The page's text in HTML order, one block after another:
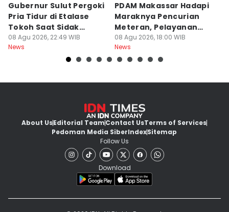
Gubernur Sulut Pergoki
Pria Tidur di Etalase
Tokoh Saat Sidak
Gedung
08 Agu 2026, 22:49 WIB
News
PDAM Makassar Hadapi
Maraknya Pencurian
Meteran, Pelayanan
Ikut Terdampak
08 Agu 2026, 18:00 WIB
News
About UsEditorial TeamContact UsTerms of Services
Pedoman Media SiberIndexSitemap
Follow Us
Download